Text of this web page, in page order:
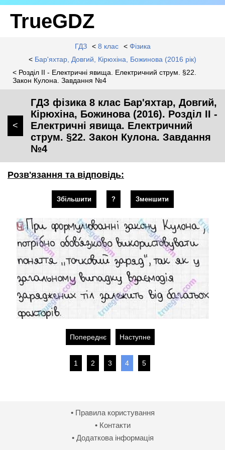
TrueGDZ
ГДЗ < 8 клас < Фізика
< Бар'яхтар, Довгий, Кірюхіна, Божинова (2016 рік)
< Розділ II - Електричні явища. Електричний струм. §22.
Закон Кулона. Завдання №4
<
ГДЗ фізика 8 клас Бар'яхтар, Довгий,
Кірюхіна, Божинова (2016). Розділ II -
Електричні явища. Електричний
струм. §22. Закон Кулона. Завдання
№4
Розв'язання та відповідь:
Збільшити ? Зменшити
Попереднє Наступне
1 2 3 4 5
• Правила користування
• Контакти
• Додаткова інформація